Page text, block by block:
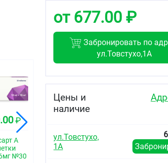
₽
А
№30
Гипосарт
таблетки 8мг
Гипосарт
таблетки
№30
от 677.00 ₽
Забронировать по
ул.Товстухо,1А
Цены и
наличие
ул.Товстухо,
1А